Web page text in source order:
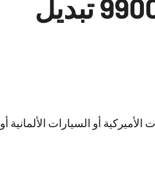
كراج بنشر متنقل الجابرية 99009551‬ تبديل
أو السيارات الألمانية أو